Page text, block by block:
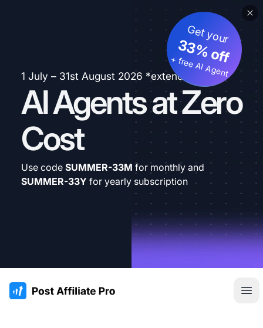
1 July – 31st August 2026 *extended
AI Agents at Zero
Cost
Get your
33% off
+ free AI Agent
Use code SUMMER-33M for monthly and
SUMMER-33Y for yearly subscription
:site.title